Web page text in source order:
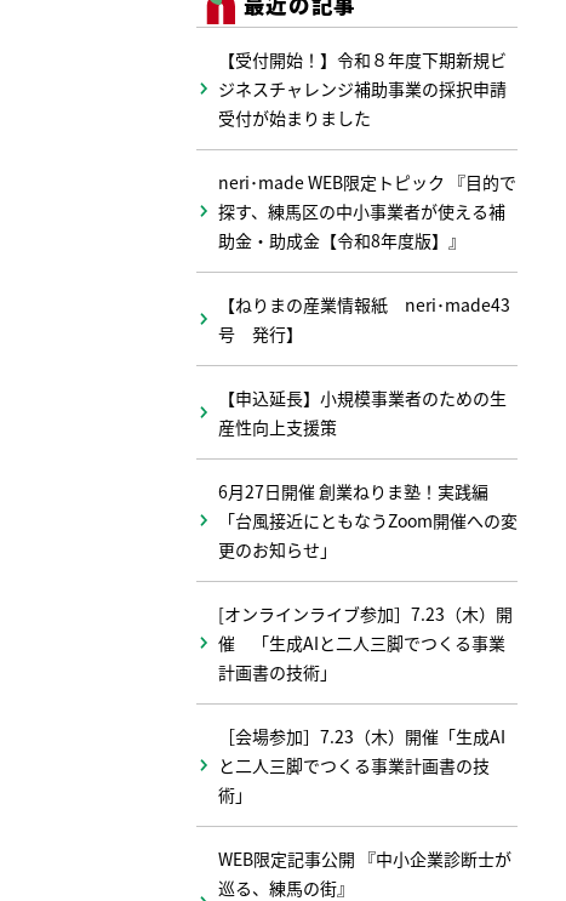
【受付開始！】令和８年度下期新規ビ
ジネスチャレンジ補助事業の採択申請
受付が始まりました
neri･made WEB限定トピック 『目的で
探す、練馬区の中小事業者が使える補
助金・助成金【令和8年度版】』
【ねりまの産業情報紙 neri･made43
号 発行】
【申込延長】小規模事業者のための生
産性向上支援策
6月27日開催 創業ねりま塾！実践編
「台風接近にともなうZoom開催への変
更のお知らせ」
[オンラインライブ参加］7.23（木）開
催 「生成AIと二人三脚でつくる事業
計画書の技術」
［会場参加］7.23（木）開催「生成AI
と二人三脚でつくる事業計画書の技
術」
WEB限定記事公開 『中小企業診断士が
巡る、練馬の街』